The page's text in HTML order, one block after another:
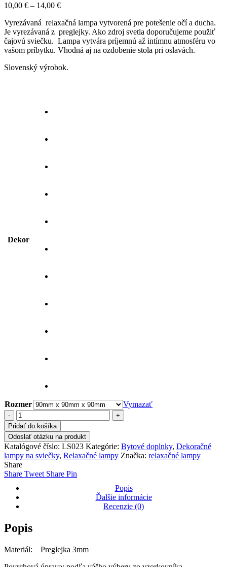
10,00 € – 14,00 €Price
10,00 €
through
14,00 €
Vyrezávaná relaxačná lampa vytvorená pre potešenie očí a ducha.
Je vyrezávaná z preglejky. Ako zdroj svetla doporučujeme použiť
čajovú sviečku. Lampa vytvára príjemnú až intímnu atmosféru vo
vašom príbytku. Vhodná aj na ozdobenie stola pri oslavách.
Slovenský výrobok.
Dekor
Rozmer
Vymazať
množstvo
Lampa
"Sri
Yantra"
LS023
Pridať do košíka
Odoslať otázku na produkt
Katalógové číslo: LS023 Kategórie: Bytové doplnky, Dekoračné
lampy na sviečky, Relaxačné lampy Značka: relaxačné lampy
Share
Share Tweet Share Pin
Popis
Ďalšie informácie
Recenzie (0)
Popis
Materiál: Preglejka 3mm